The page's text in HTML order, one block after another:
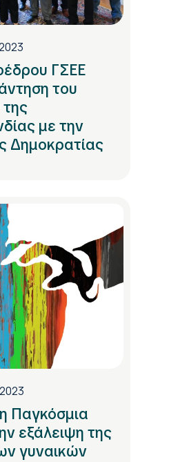
ΓΣΕΕ
του
με την
Δημοκρατίας
Παγκόσμια
εξάλειψη της
γυναικών